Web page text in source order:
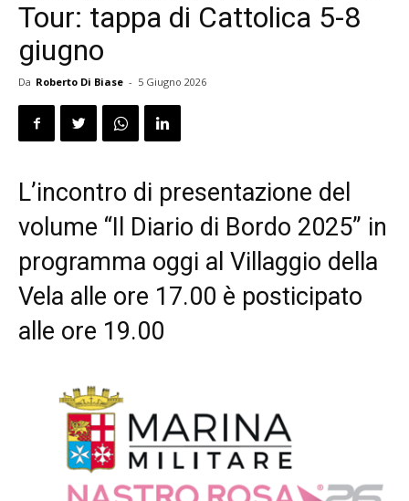
Tour: tappa di Cattolica 5-8
giugno
Da Roberto Di Biase - 5 Giugno 2026
L’incontro di presentazione del
volume “Il Diario di Bordo 2025” in
programma oggi al Villaggio della
Vela alle ore 17.00 è posticipato
alle ore 19.00